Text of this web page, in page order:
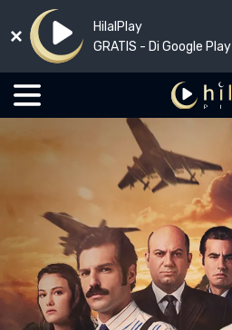
HilalPlay
GRATIS - Di Google Play